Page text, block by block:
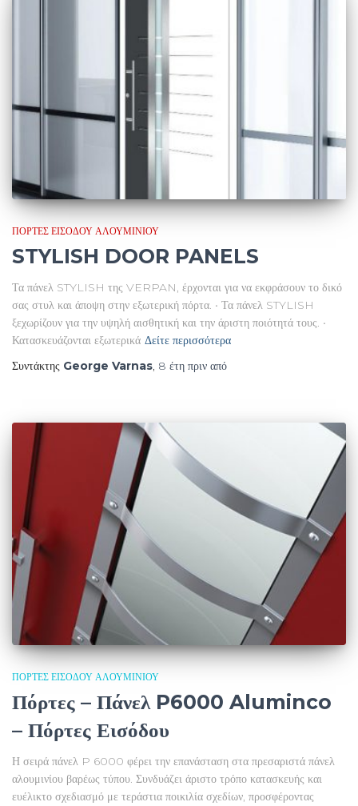
ΠΌΡΤΕΣ ΕΙΣΌΔΟΥ ΑΛΟΥΜΙΝΊΟΥ
STYLISH DOOR PANELS
Τα πάνελ STYLISH της VERPAN, έρχονται για να εκφράσουν το δικό
σας στυλ και άποψη στην εξωτερική πόρτα. • Τα πάνελ STYLISH
ξεχωρίζουν για την υψηλή αισθητική και την άριστη ποιότητά τους. •
Κατασκευάζονται εξωτερικά Δείτε περισσότερα
Συντάκτης George Varnas, 8 έτη πριν από
ΠΌΡΤΕΣ ΕΙΣΌΔΟΥ ΑΛΟΥΜΙΝΊΟΥ
Πόρτες – Πάνελ P6000 Aluminco
– Πόρτες Εισόδου
Η σειρά πάνελ P 6000 φέρει την επανάσταση στα πρεσαριστά πάνελ
αλουμινίου βαρέως τύπου. Συνδυάζει άριστο τρόπο κατασκευής και
ευέλικτο σχεδιασμό με τεράστια ποικιλία σχεδίων, προσφέροντας